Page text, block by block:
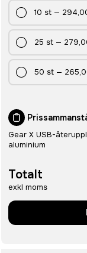
10 st —
25 st —
50 st —
Gear X USB-
aluminium
Totalt
exkl moms